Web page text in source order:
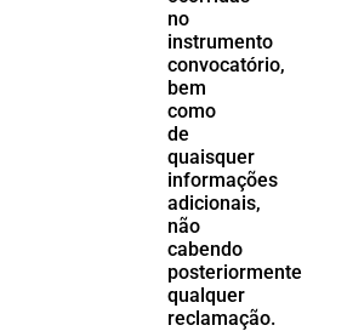
no
instrumento
convocatório,
bem
como
de
quaisquer
informações
adicionais,
não
cabendo
posteriormente
qualquer
reclamação.